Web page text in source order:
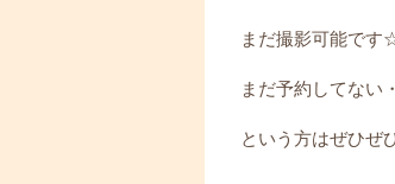
まだ撮影可能です
まだ予約してない
という方はぜひぜ